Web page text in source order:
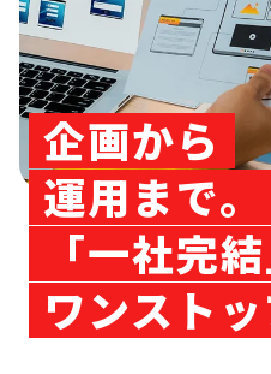
企画から
運用まで。
「一社完
ワンスト